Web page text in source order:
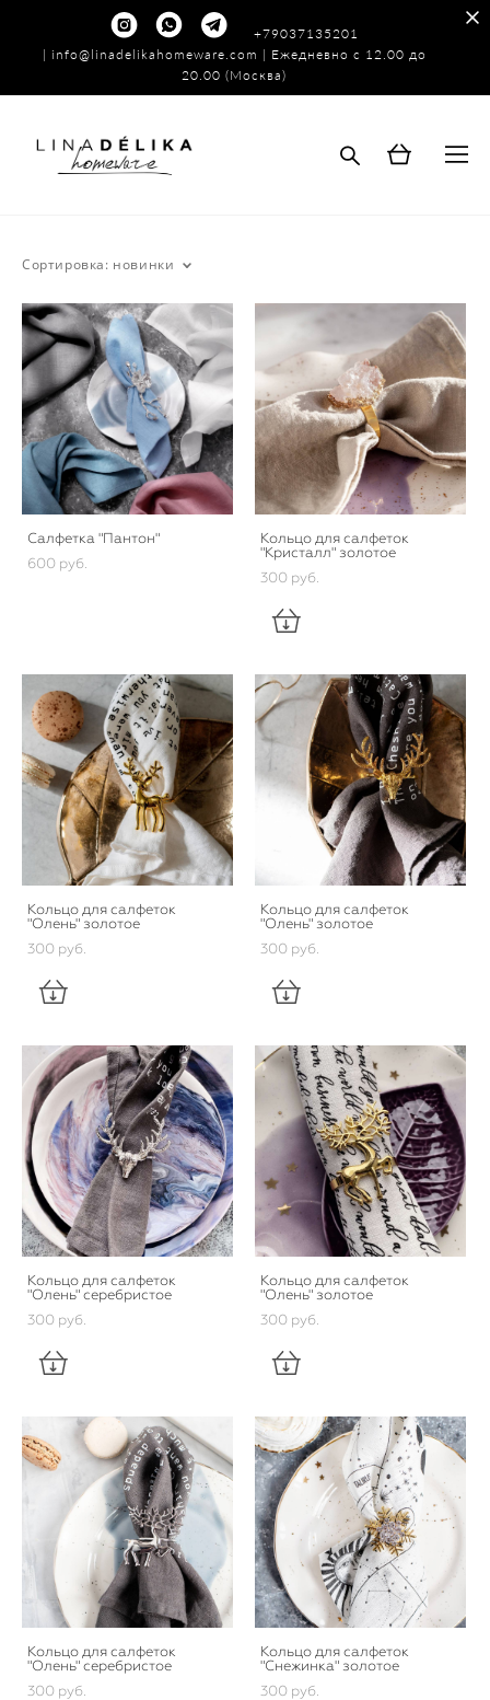
+79037135201
| info@linadelikahomeware.com | Ежедневно с 12.00 до
20.00 (Москва)
Сортировка: новинки
Салфетка "Пантон"
600 pуб.
Кольцо для салфеток
"Кристалл" золотое
300 pуб.
Кольцо для салфеток
"Олень" золотое
300 pуб.
Кольцо для салфеток
"Олень" золотое
300 pуб.
Кольцо для салфеток
"Олень" серебристое
300 pуб.
Кольцо для салфеток
"Олень" золотое
300 pуб.
Кольцо для салфеток
"Олень" серебристое
300 pуб.
Кольцо для салфеток
"Снежинка" золотое
300 pуб.